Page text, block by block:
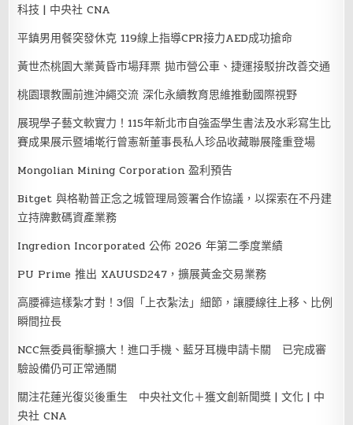
科技 | 中央社 CNA
平鎮男用餐突發休克 119線上指導CPR接力AED成功搶命
黃世杰桃園大業黃昏市場拜票 拋市營公車、捷運接駁拚改善交通
桃園環教團前進沖繩交流 深化永續教育思維推動國際視野
展現學子藝文軟實力！115年新北市自強盃學生書法及水彩寫生比
賽成果展示暨埔墘行曾憲新董事長私人珍品收藏聯展隆重登場
Mongolian Mining Corporation 盈利預告
Bitget 與格勒普正念之城管理局簽署合作協議，以探索在不丹建
立持牌數碼資產業務
Ingredion Incorporated 公佈 2026 年第二季度業績
PU Prime 推出 XAUUSD247，擴展黃金交易業務
高腰褲這樣紮才對！3個「上衣紮法」細節，讓腰線往上移、比例
瞬間拉長
NCC無委員衝擊擴大！進口手機、藍牙耳機申請卡關 已完成審
驗設備仍可正常通關
關注花蓮光復災後重生 中央社文化＋獲文創新聞獎 | 文化 | 中
央社 CNA